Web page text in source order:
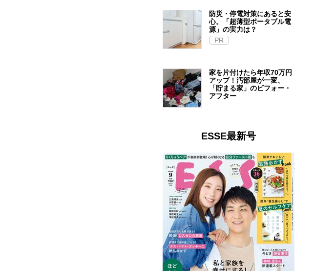
防災・停電対策にあると安
心。「超薄型ポータブル電
源」の実力は？​
PR
家を片付けたら年収70万円
アップ！汚部屋が一変、
「貯まる家」のビフォー・
アフター
ESSE最新号